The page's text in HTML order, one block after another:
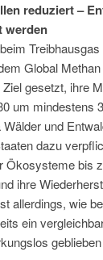
reduziert –
werden
Global
gesetzt, ihre
um mindestens
und
dazu
Ökosysteme bis
ihre
allerdings, wie
ein